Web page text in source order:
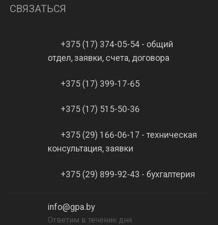
СВЯЗАТЬСЯ
+375 (17) 374-05-54 - общий
отдел, заявки, счета, договора
+375 (17) 399-17-65
+375 (17) 515-50-36
+375 (29) 166-06-17 - техническая
консультация, заявки
+375 (29) 899-92-43 - бухгалтерия
info@gpa.by
Ответим в течение дня